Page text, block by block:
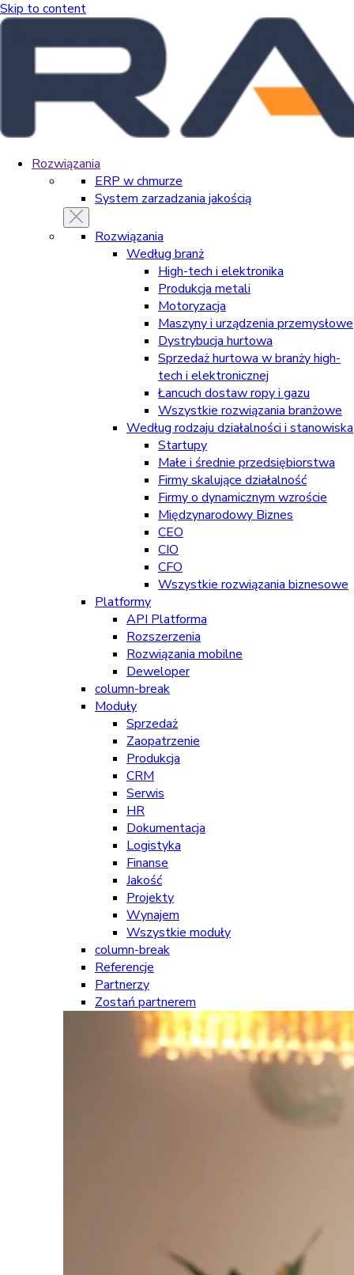
Skip to content
Rozwiązania
ERP w chmurze
System zarzadzania jakością
Rozwiązania
Według branż
High-tech i elektronika
Produkcja metali
Motoryzacja
Maszyny i urządzenia przemysłowe
Dystrybucja hurtowa
Sprzedaż hurtowa w branży high-
tech i elektronicznej
Łancuch dostaw ropy i gazu
Wszystkie rozwiązania branżowe
Według rodzaju działalności i stanowiska
Startupy
Małe i średnie przedsiębiorstwa
Firmy skalujące działalność
Firmy o dynamicznym wzroście
Międzynarodowy Biznes
CEO
CIO
CFO
Wszystkie rozwiązania biznesowe
Platformy
API Platforma
Rozszerzenia
Rozwiązania mobilne
Deweloper
column-break
Moduły
Sprzedaż
Zaopatrzenie
Produkcja
CRM
Serwis
HR
Dokumentacja
Logistyka
Finanse
Jakość
Projekty
Wynajem
Wszystkie moduły
column-break
Referencje
Partnerzy
Zostań partnerem